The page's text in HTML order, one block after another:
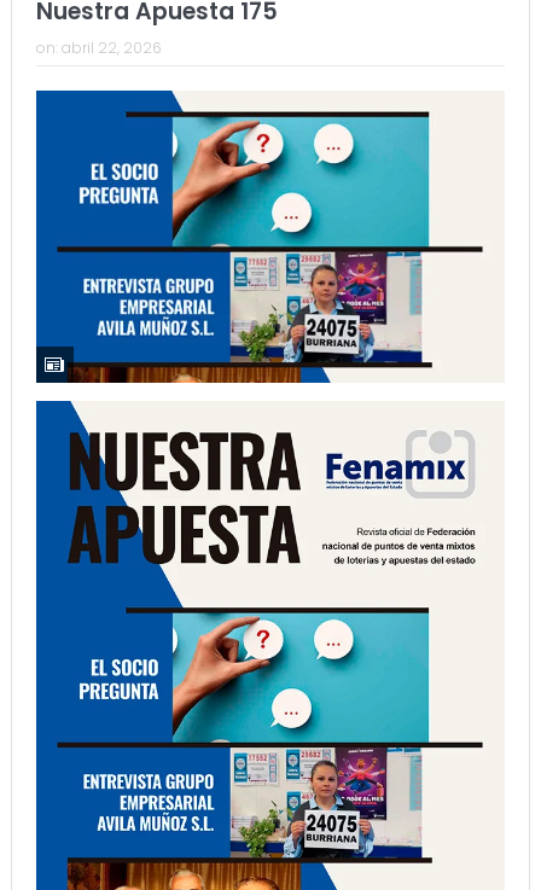
Nuestra Apuesta 175
on: abril 22, 2026